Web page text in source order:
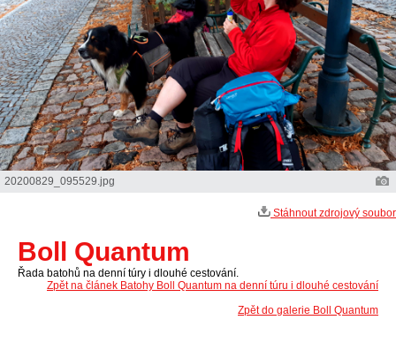
20200829_095529.jpg
Stáhnout zdrojový soubor
Boll Quantum
Řada batohů na denní túry i dlouhé cestování.
Zpět na článek Batohy Boll Quantum na denní túru i dlouhé cestování
Zpět do galerie Boll Quantum